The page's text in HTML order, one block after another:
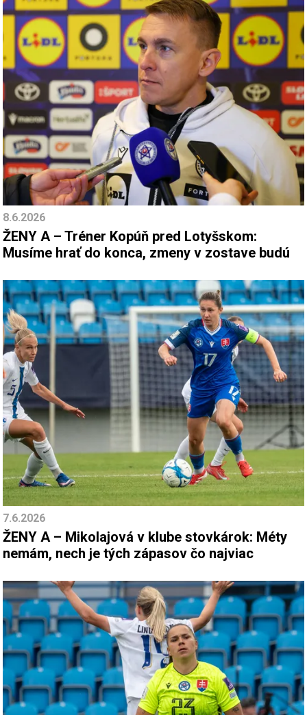
8.6.2026
ŽENY A – Tréner Kopúň pred Lotyšskom:
Musíme hrať do konca, zmeny v zostave budú
7.6.2026
ŽENY A – Mikolajová v klube stovkárok: Méty
nemám, nech je tých zápasov čo najviac